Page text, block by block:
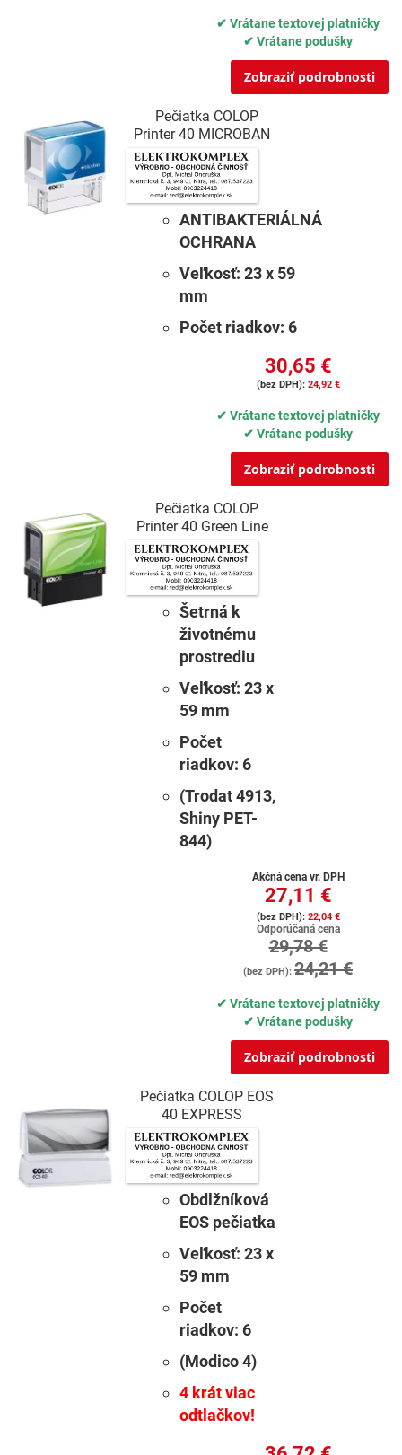
✔ Vrátane textovej platničky
✔ Vrátane podušky
Zobraziť podrobnosti
Pečiatka COLOP
Printer 40 MICROBAN
ANTIBAKTERIÁLNÁ
OCHRANA
Veľkosť: 23 x 59
mm
Počet riadkov: 6
30,65 €
24,92 €
✔ Vrátane textovej platničky
✔ Vrátane podušky
Zobraziť podrobnosti
Pečiatka COLOP
Printer 40 Green Line
Šetrná k
životnému
prostrediu
Veľkosť: 23 x
59 mm
Počet
riadkov: 6
(Trodat 4913,
Shiny PET-
844)
Akčná cena vr. DPH
27,11 €
22,04 €
Odporúčaná cena
29,78 €
24,21 €
✔ Vrátane textovej platničky
✔ Vrátane podušky
Zobraziť podrobnosti
Pečiatka COLOP EOS
40 EXPRESS
Obdlžníková
EOS pečiatka
Veľkosť: 23 x
59 mm
Počet
riadkov: 6
(Modico 4)
4 krát viac
odtlačkov!